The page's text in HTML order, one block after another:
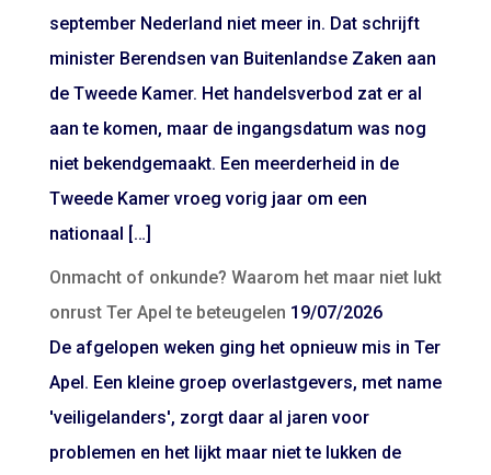
september Nederland niet meer in. Dat schrijft
minister Berendsen van Buitenlandse Zaken aan
de Tweede Kamer. Het handelsverbod zat er al
aan te komen, maar de ingangsdatum was nog
niet bekendgemaakt. Een meerderheid in de
Tweede Kamer vroeg vorig jaar om een
nationaal […]
Onmacht of onkunde? Waarom het maar niet lukt
onrust Ter Apel te beteugelen 19/07/2026
De afgelopen weken ging het opnieuw mis in Ter
Apel. Een kleine groep overlastgevers, met name
'veiligelanders', zorgt daar al jaren voor
problemen en het lijkt maar niet te lukken de